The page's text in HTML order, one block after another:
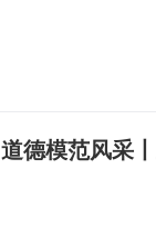
道德模范风采